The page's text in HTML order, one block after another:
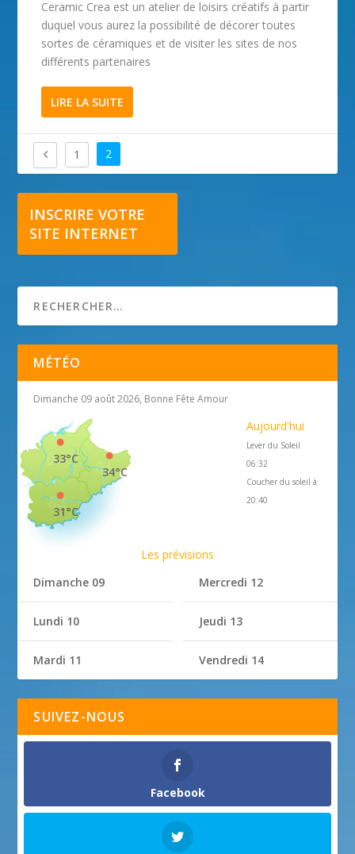
Ceramic Crea est un atelier de loisirs créatifs à partir
duquel vous aurez la possibilité de décorer toutes
sortes de céramiques et de visiter les sites de nos
différents partenaires
LIRE LA SUITE
1 2
INSCRIRE VOTRE
SITE INTERNET
MÉTÉO
Dimanche 09 août 2026, Bonne Fête Amour
34°C
33°C
31°C
Aujourd'hui
Lever du Soleil
06:32
Coucher du soleil à
20:40
Les prévisions
Dimanche 09
Lundi 10
Mardi 11
Mercredi 12
Jeudi 13
Vendredi 14
SUIVEZ-NOUS
Facebook